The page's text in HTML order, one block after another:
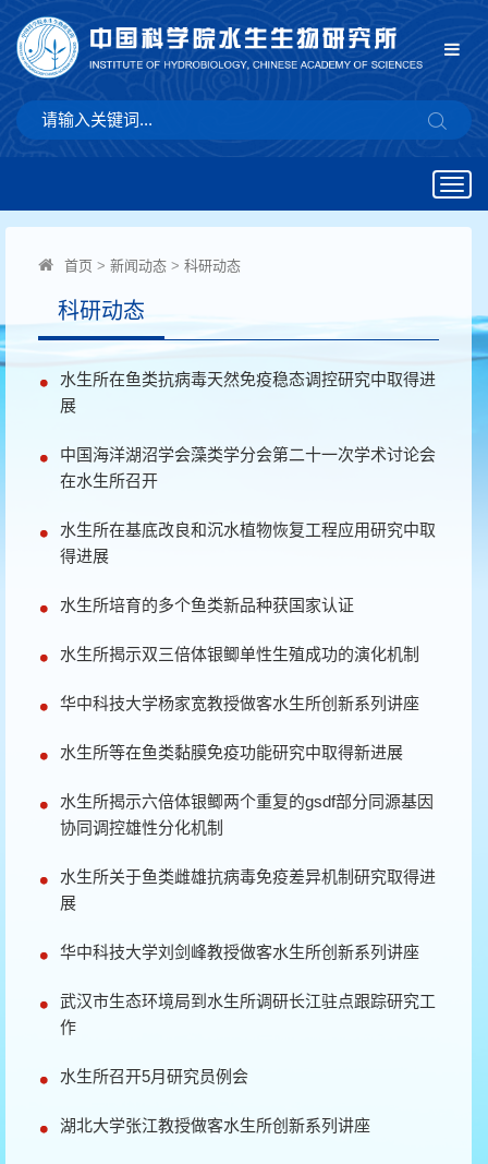
首页 > 新闻动态 > 科研动态
科研动态
水生所在鱼类抗病毒天然免疫稳态调控研究中取得进
展
中国海洋湖沼学会藻类学分会第二十一次学术讨论会
在水生所召开
水生所在基底改良和沉水植物恢复工程应用研究中取
得进展
水生所培育的多个鱼类新品种获国家认证
水生所揭示双三倍体银鲫单性生殖成功的演化机制
华中科技大学杨家宽教授做客水生所创新系列讲座
水生所等在鱼类黏膜免疫功能研究中取得新进展
水生所揭示六倍体银鲫两个重复的gsdf部分同源基因
协同调控雄性分化机制
水生所关于鱼类雌雄抗病毒免疫差异机制研究取得进
展
华中科技大学刘剑峰教授做客水生所创新系列讲座
武汉市生态环境局到水生所调研长江驻点跟踪研究工
作
水生所召开5月研究员例会
湖北大学张江教授做客水生所创新系列讲座